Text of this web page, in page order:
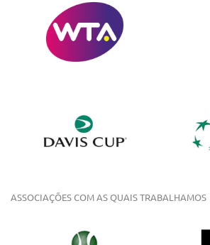
ASSOCIAÇÕES COM AS QUAIS TRABALHAMOS